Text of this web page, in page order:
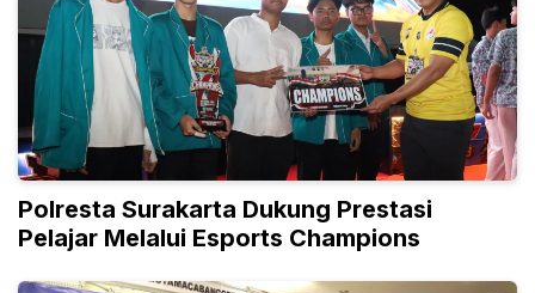
Polresta Surakarta Dukung Prestasi
Pelajar Melalui Esports Champions